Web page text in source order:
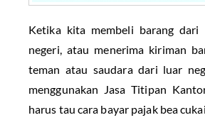
Ketika kita membeli barang
negeri, atau menerima kiriman
teman atau saudara dari luar
menggunakan Jasa Titipan
harus tau cara bayar pajak bea